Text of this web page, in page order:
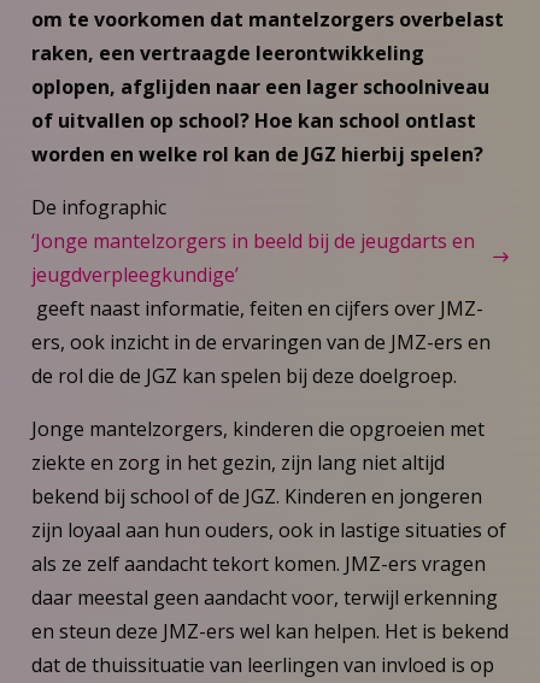
om te voorkomen dat mantelzorgers overbelast
raken, een vertraagde leerontwikkeling
oplopen, afglijden naar een lager schoolniveau
of uitvallen op school? Hoe kan school ontlast
worden en welke rol kan de JGZ hierbij spelen?
De infographic
‘Jonge mantelzorgers in beeld bij de jeugdarts en
jeugdverpleegkundige’
geeft naast informatie, feiten en cijfers over JMZ-
ers, ook inzicht in de ervaringen van de JMZ-ers en
de rol die de JGZ kan spelen bij deze doelgroep.
Jonge mantelzorgers, kinderen die opgroeien met
ziekte en zorg in het gezin, zijn lang niet altijd
bekend bij school of de JGZ. Kinderen en jongeren
zijn loyaal aan hun ouders, ook in lastige situaties of
als ze zelf aandacht tekort komen. JMZ-ers vragen
daar meestal geen aandacht voor, terwijl erkenning
en steun deze JMZ-ers wel kan helpen. Het is bekend
dat de thuissituatie van leerlingen van invloed is op